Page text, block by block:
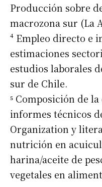
Producción sobre
macrozona sur (La
⁴ Empleo directo e
estimaciones
estudios laborales
sur de Chile.
⁵ Composición de
informes técnicos
Organization y
nutrición en
harina/aceite de
vegetales en